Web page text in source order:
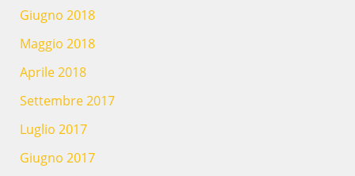
Giugno 2018
Maggio 2018
Aprile 2018
Settembre 2017
Luglio 2017
Giugno 2017